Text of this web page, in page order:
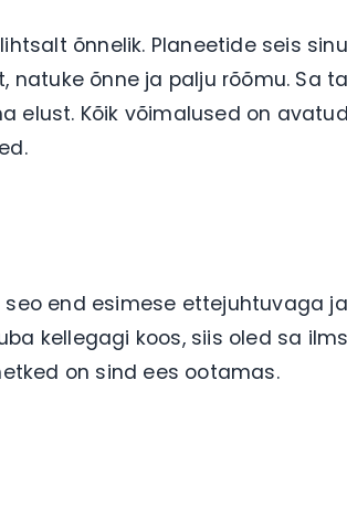
õnnelik. Planeetide seis
natuke õnne ja palju rõõmu. Sa
elust. Kõik võimalused on
seo end esimese ettejuhtuvaga
kellegagi koos, siis oled sa
on sind ees ootamas.